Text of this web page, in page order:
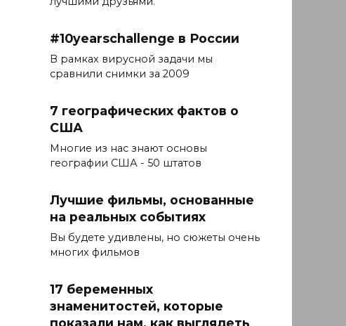
#10yearschallenge в России
В рамках вирусной задачи мы
сравнили снимки за 2009
7 географических фактов о
США
Многие из нас знают основы
географии США - 50 штатов
Лучшие фильмы, основанные
на реальных событиях
Вы будете удивлены, но сюжеты очень
многих фильмов
17 беременных
знаменитостей, которые
показали нам, как выглядеть